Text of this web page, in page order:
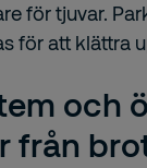
för tjuvar.
för att klättra
och
från